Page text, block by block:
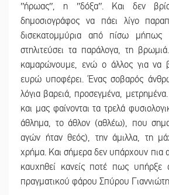
ʺήρωαςʺ, η ʺδόξαʺ. Και δεν
δημοσιογράφος να πάει λίγο
δισεκατομμύρια από πίσω μήπως
στηλιτεύσει τα παράλογα, τη
καμαρώνουμε, ενώ ο άλλος για να
ευρώ υποφέρει. Ένας σοβαρός
λόγια βαρειά, προσεγμένα,
και μας φαίνονται τα τρελά
άθλημα, το άθλον (αθλέω), που
αγών ήταν θεός), την άμιλλα, τη
χρήμα. Και σήμερα δεν υπάρχουν πια
καυχηθεί κανείς ποτέ πως υπήρξε
πραγματικού φάρου Σπύρου